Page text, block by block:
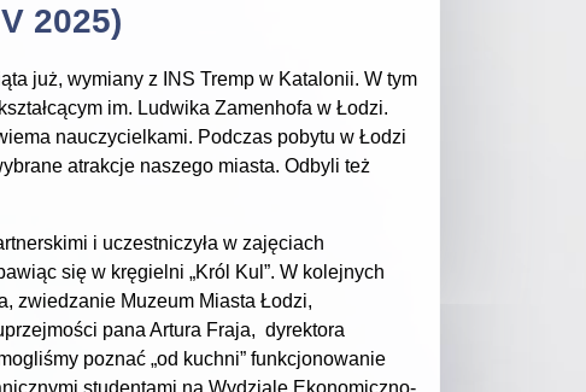
2025)
już, wymiany z INS Tremp w Katalonii. W tym
im. Ludwika Zamenhofa w Łodzi.
nauczycielkami. Podczas pobytu w Łodzi
atrakcje naszego miasta. Odbyli też
i uczestniczyła w zajęciach
się w kręgielni „Król Kul”. W kolejnych
zwiedzanie Muzeum Miasta Łodzi,
pana Artura Fraja, dyrektora
poznać „od kuchni” funkcjonowanie
studentami na Wydziale Ekonomiczno-